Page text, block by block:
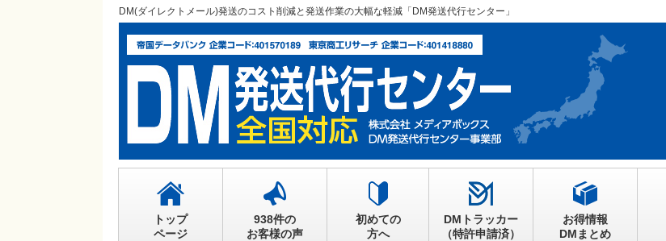
DM(ダイレクトメール)発送のコスト削減と発送作業の大幅な軽減「DM発送代行センター」
トップ
ページ
938件の
お客様の声
初めての
方へ
DMトラッカー
（特許申請済）
お得情報
DMまとめ